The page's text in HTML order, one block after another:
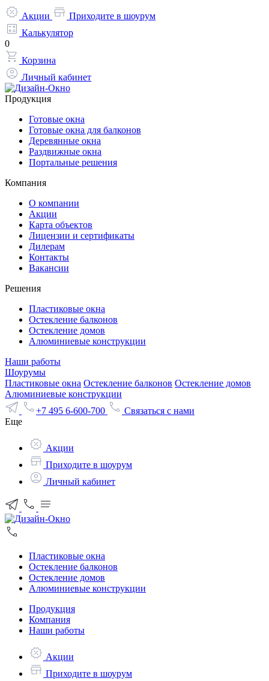
Акции
Приходите в шоурум
Калькулятор
0
Корзина
Личный кабинет
Продукция
Готовые окна
Готовые окна для балконов
Деревянные окна
Раздвижные окна
Портальные решения
Компания
О компании
Акции
Карта объектов
Лицензии и сертификаты
Дилерам
Контакты
Вакансии
Решения
Пластиковые окна
Остекление балконов
Остекление домов
Алюминиевые конструкции
Наши работы
Шоурумы
Пластиковые окна Остекление балконов Остекление домов
Алюминиевые конструкции
+7 495 6-600-700
Связаться с нами
Еще
Акции
Приходите в шоурум
Личный кабинет
Пластиковые окна
Остекление балконов
Остекление домов
Алюминиевые конструкции
Продукция
Компания
Наши работы
Акции
Приходите в шоурум